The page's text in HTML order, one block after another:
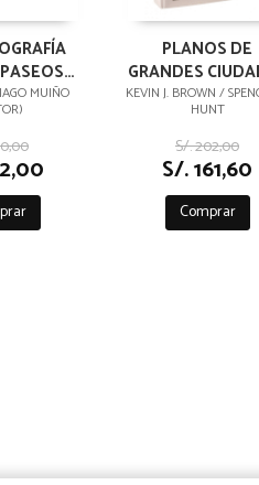
CONTRA
MUIÑO
PLANOS DE
GRANDES
KEVIN J. BROWN /
HUNT
S/. 202,00
S/. 161,60
Comprar